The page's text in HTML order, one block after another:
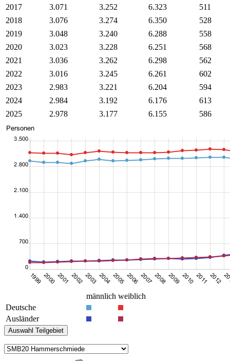
2017
3.071 3.252 6.323
511
2018
3.076 3.274 6.350
528
2019
3.048 3.240 6.288
558
2020
3.023 3.228 6.251
568
2021
3.036 3.262 6.298
562
2022
3.016 3.245 6.261
602
2023
2.983 3.221 6.204
594
2024
2.984 3.192 6.176
613
2025
2.978 3.177 6.155 586
männlich weiblich
Deutsche
Ausländer